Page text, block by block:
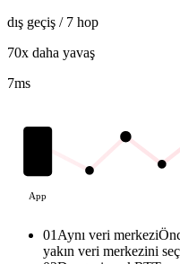
dış geçiş / 7 hop
70x daha yavaş
7ms
App
01 Aynı veri merkezi
yakın veri merkezini